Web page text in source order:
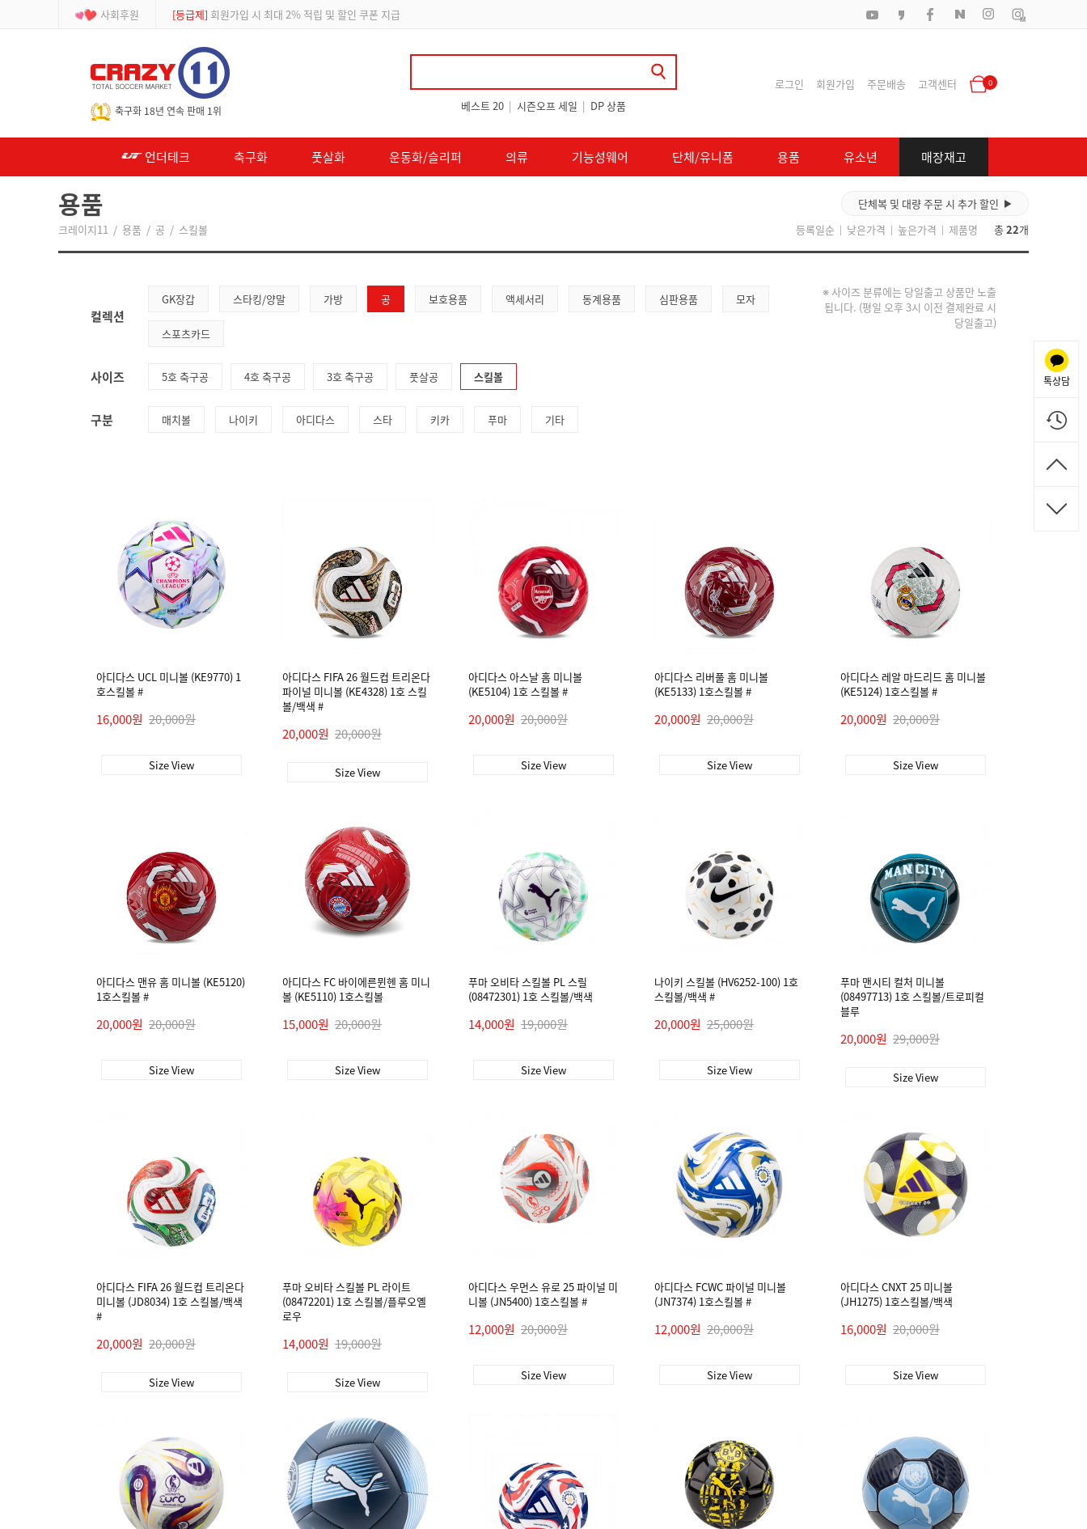
사회후원 [등급제] 회원가입 시 최대 2% 적립 및 할인 쿠폰 지급
축구화 18년 연속 판매 1위 베스트 20 | 시즌오프 세일 | DP 상품
로그인 회원가입 주문배송 고객센터 0
언더테크 축구화 풋살화 운동화/슬리퍼 의류 기능성웨어 단체/유니폼 용품 유소년 매장재고
용품 단체복 및 대량 주문 시 추가 할인 ▶
크레이지11 / 용품 / 공 / 스킬볼 등록일순 | 낮은가격 | 높은가격 | 제품명 총22개
컬렉션
GK장갑 스타킹/양말 가방 공 보호용품 액세서리 동계용품 심판용품 모자
스포츠카드
사이즈 5호 축구공 4호 축구공 3호 축구공 풋살공 스킬볼
구분 매치볼 나이키 아디다스 스타 키카 푸마 기타
※ 사이즈 분류에는 당일출고 상품만 노출
됩니다. (평일 오후 3시 이전 결제완료 시
당일출고)
아디다스 UCL 미니볼 (KE9770) 1
호스킬볼 #
16,000원 20,000원
Size View
아디다스 FIFA 26 월드컵 트리온다
파이널 미니볼 (KE4328) 1호 스킬
볼/백색 #
20,000원 20,000원
Size View
아디다스 아스날 홈 미니볼
(KE5104) 1호 스킬볼 #
20,000원 20,000원
Size View
아디다스 리버풀 홈 미니볼
(KE5133) 1호스킬볼 #
20,000원 20,000원
Size View
아디다스 레알 마드리드 홈 미니볼
(KE5124) 1호스킬볼 #
20,000원 20,000원
Size View
아디다스 맨유 홈 미니볼 (KE5120)
1호스킬볼 #
20,000원 20,000원
Size View
아디다스 FC 바이에른뮌헨 홈 미니
볼 (KE5110) 1호스킬볼
15,000원 20,000원
Size View
푸마 오비타 스킬볼 PL 스릴
(08472301) 1호 스킬볼/백색
14,000원 19,000원
Size View
나이키 스킬볼 (HV6252-100) 1호
스킬볼/백색 #
20,000원 25,000원
Size View
푸마 맨시티 컬처 미니볼
(08497713) 1호 스킬볼/트로피컬
블루
20,000원 29,000원
Size View
아디다스 FIFA 26 월드컵 트리온다
미니볼 (JD8034) 1호 스킬볼/백색
#
20,000원 20,000원
Size View
푸마 오비타 스킬볼 PL 라이트
(08472201) 1호 스킬볼/플루오옐
로우
14,000원 19,000원
Size View
아디다스 우먼스 유로 25 파이널 미
니볼 (JN5400) 1호스킬볼 #
12,000원 20,000원
Size View
아디다스 FCWC 파이널 미니볼
(JN7374) 1호스킬볼 #
12,000원 20,000원
Size View
아디다스 CNXT 25 미니볼
(JH1275) 1호스킬볼/백색
16,000원 20,000원
Size View
톡상담